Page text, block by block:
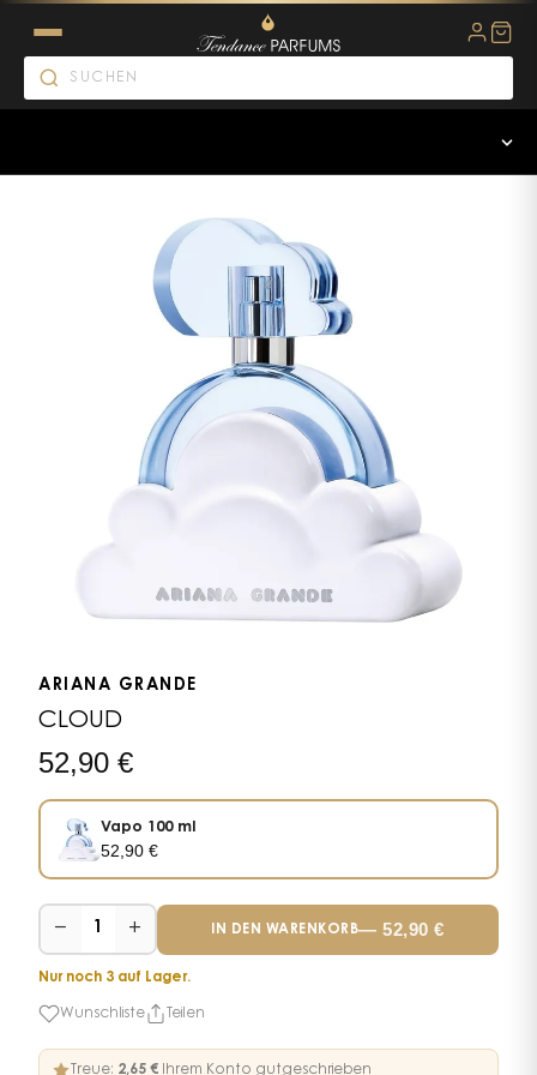
ARIANA GRANDE
CLOUD
52,90 €
Vapo 100 ml
52,90€
− 1 + IN DEN WARENKORB—52,90 €
Nur noch 3 auf Lager.
Wunschliste Teilen
Treue: 2,65 € Ihrem Konto gutgeschrieben